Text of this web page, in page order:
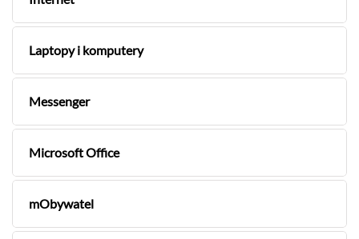
Laptopy i komputery
Messenger
Microsoft Office
mObywatel